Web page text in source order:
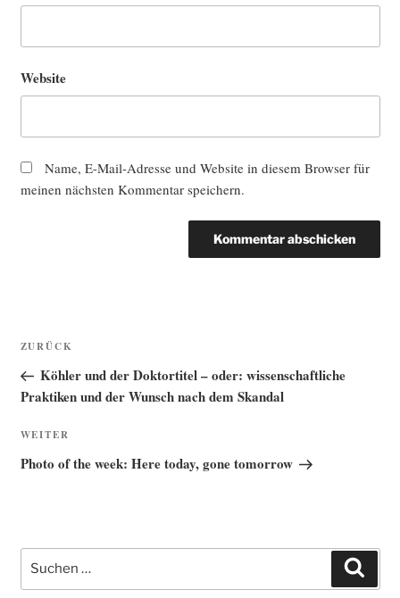
Website
Name, E-Mail-Adresse und Website in diesem Browser für
meinen nächsten Kommentar speichern.
Beitragsnavigation
Vorheriger
Beitrag
ZURÜCK
Köhler und der Doktortitel – oder: wissenschaftliche
Praktiken und der Wunsch nach dem Skandal
Nächster
Beitrag
WEITER
Photo of the week: Here today, gone tomorrow
Suche
nach: